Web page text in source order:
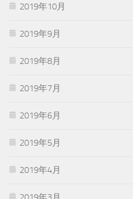
2019年10月
2019年9月
2019年8月
2019年7月
2019年6月
2019年5月
2019年4月